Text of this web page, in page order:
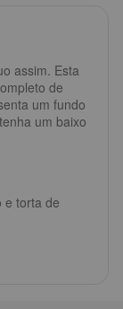
assim. Esta
de
um fundo
um baixo
e torta de